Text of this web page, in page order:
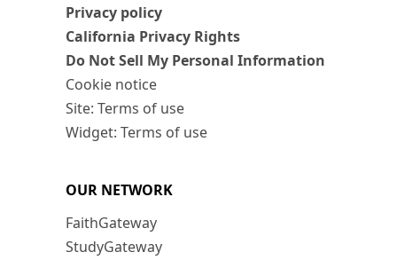
Privacy policy
California Privacy Rights
Do Not Sell My Personal Information
Cookie notice
Site: Terms of use
Widget: Terms of use
OUR NETWORK
FaithGateway
StudyGateway